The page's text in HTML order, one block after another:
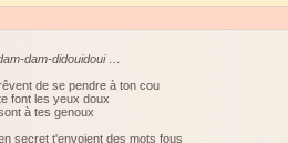
dam-didouidoui …
de se pendre à ton cou
font les yeux doux
à tes genoux
secret t'envoient des mots fous